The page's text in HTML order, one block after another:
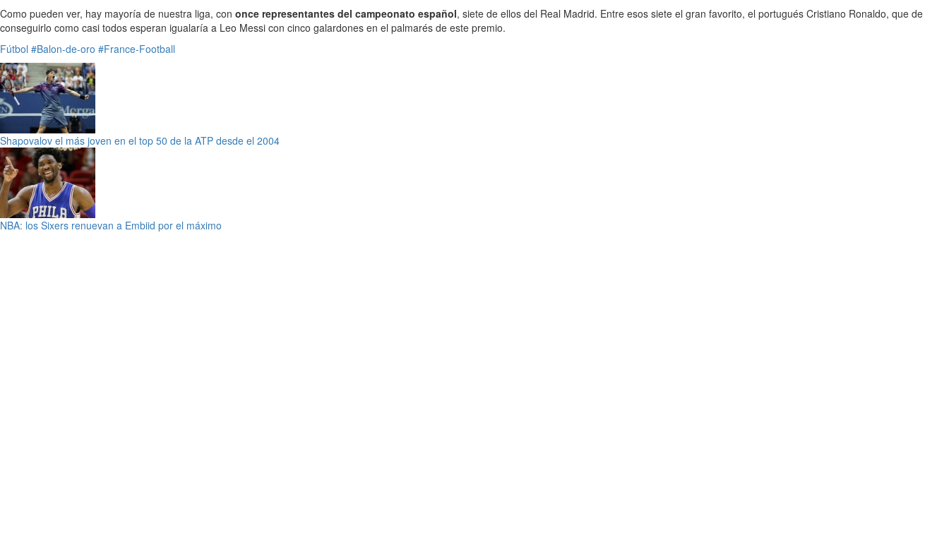
Como pueden ver, hay mayoría de nuestra liga, con once representantes del campeonato español, siete de ellos del Real Madrid. Entre esos siete el gran favorito, el portugués Cristiano Ronaldo, que de
conseguirlo como casi todos esperan igualaría a Leo Messi con cinco galardones en el palmarés de este premio.
Fútbol #Balon-de-oro #France-Football
Shapovalov el más joven en el top 50 de la ATP desde el 2004
NBA: los Sixers renuevan a Embiid por el máximo